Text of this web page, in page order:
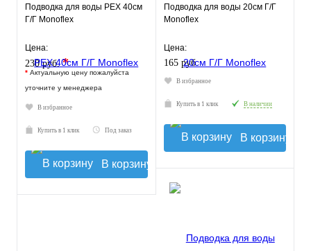
Подводка для воды РЕХ 40см
Г/Г Monoflex
Цена:
230 руб.*
* Актуальную цену пожалуйста
уточните у менеджера
В избранное
Купить в 1 клик Под заказ
В корзину
Подводка для воды 20см Г/Г
Monoflex
Цена:
165 руб.
В избранное
Купить в 1 клик В наличии
В корзину